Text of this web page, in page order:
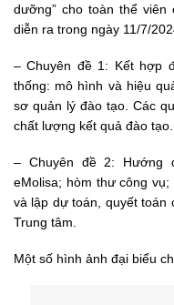
dưỡng” cho toàn thể
diễn ra trong ngày 11/7/
– Chuyên đề 1: Kết hợp
thống: mô hình và hiệu
sơ quản lý đào tạo. Các
chất lượng kết quả đào tạo.
– Chuyên đề 2: Hướng
eMolisa; hòm thư công
và lập dự toán, quyết toán
Trung tâm.
Một số hình ảnh đại biểu